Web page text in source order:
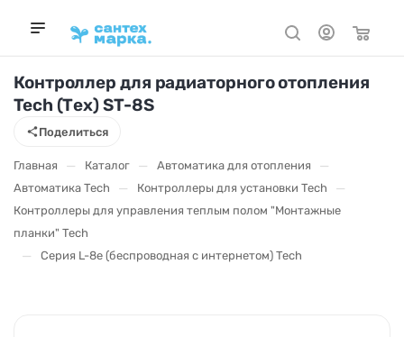
Поделиться
Контроллер для радиаторного отопления
Tech (Тех) ST-8S
Главная — Каталог — Автоматика для отопления —
Автоматика Tech — Контроллеры для установки Tech —
Контроллеры для управления теплым полом "Монтажные
планки" Tech
— Серия L-8e (беспроводная с интернетом) Tech